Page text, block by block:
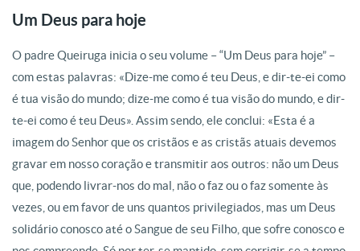
Um Deus para hoje
O padre Queiruga inicia o seu volume – “Um Deus para hoje” –
com estas palavras: «Dize-me como é teu Deus, e dir-te-ei como
é tua visão do mundo; dize-me como é tua visão do mundo, e dir-
te-ei como é teu Deus». Assim sendo, ele conclui: «Esta é a
imagem do Senhor que os cristãos e as cristãs atuais devemos
gravar em nosso coração e transmitir aos outros: não um Deus
que, podendo livrar-nos do mal, não o faz ou o faz somente às
vezes, ou em favor de uns quantos privilegiados, mas um Deus
solidário conosco até o Sangue de seu Filho, que sofre conosco e